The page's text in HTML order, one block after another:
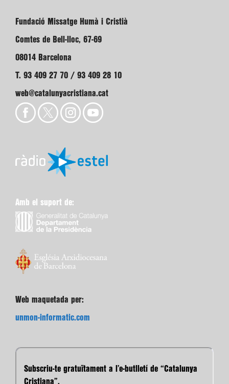
Fundació Missatge Humà i Cristià
Comtes de Bell-lloc, 67-69
08014 Barcelona
T. 93 409 27 70 / 93 409 28 10
web@catalunyacristiana.cat
Amb el suport de:
Web maquetada per:
unmon-informatic.com
Subscriu-te gratuïtament a l’e-butlletí de “Catalunya
Cristiana”.